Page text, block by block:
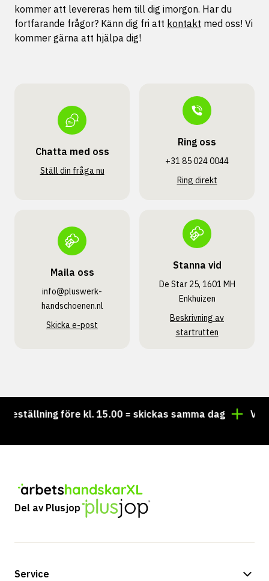
kommer att levereras hem till dig imorgon. Har du
fortfarande frågor? Känn dig fri att kontakt med oss! Vi
kommer gärna att hjälpa dig!
Chatta med oss
Ställ din fråga nu
Ring oss
+31 85 024 0044
Ring direkt
Maila oss
info@pluswerk­
handschoenen.nl
Skicka e-post
Stanna vid
De Star 25, 1601 MH
Enkhuizen
Beskrivning av
startrutten
före kl. 15.00 = skickas samma dag Vill du
Del av Plusjop
Service